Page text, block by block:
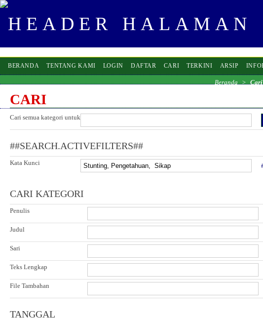
BERANDA TENTANG KAMI LOGIN DAFTAR CARI TERKINI ARSIP
Beranda > Cari
CARI
Cari semua kategori untuk
##SEARCH.ACTIVEFILTERS##
Kata Kunci
CARI KATEGORI
Penulis
Judul
Sari
Teks Lengkap
File Tambahan
TANGGAL